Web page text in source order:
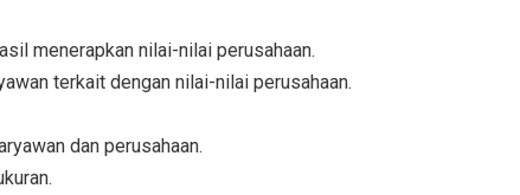
menerapkan nilai-nilai perusahaan.
terkait dengan nilai-nilai perusahaan.
dan perusahaan.